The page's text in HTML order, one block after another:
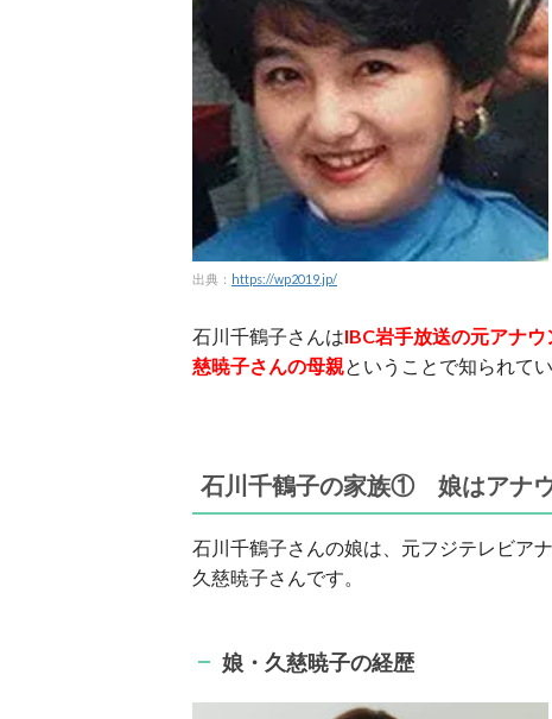
出典： https://wp2019.jp/
石川千鶴子さんはIBC岩手放送の元アナウ
慈暁子さんの母親ということで知られてい
石川千鶴子の家族① 娘はアナ
石川千鶴子さんの娘は、元フジテレビア
久慈暁子さんです。
娘・久慈暁子の経歴